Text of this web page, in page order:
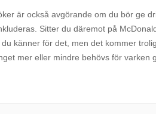
är också avgörande om du bör ge
Sitter du däremot på
känner för det, men det kommer
mer eller mindre behövs för varken